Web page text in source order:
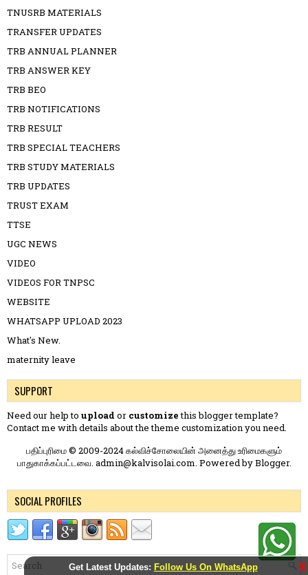
Get Latest Updates: Follow Us On WhatsApp X
TNUSRB MATERIALS
TRANSFER UPDATES
TRB ANNUAL PLANNER
TRB ANSWER KEY
TRB BEO
TRB NOTIFICATIONS
TRB RESULT
TRB SPECIAL TEACHERS
TRB STUDY MATERIALS
TRB UPDATES
TRUST EXAM
TTSE
UGC NEWS
VIDEO
VIDEOS FOR TNPSC
WEBSITE
WHATSAPP UPLOAD 2023
What's New.
maternity leave
SUPPORT
Need our help to upload or customizethis blogger template?
Contact me with details about the theme customization you need.
பதிப்புரிமை © 2009-2024 கல்விச்சோலையின் அனைத்து உரிமைகளும்
பாதுகாக்கப்பட்டவை. admin@kalvisolai.com. Powered byBlogger.
SOCIAL PROFILES